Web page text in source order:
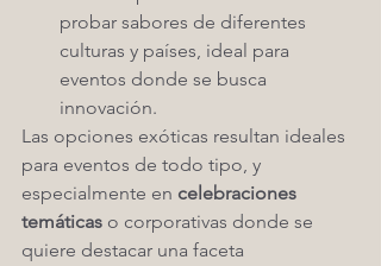
probar sabores de diferentes
culturas y países, ideal para
eventos donde se busca
innovación.
Las opciones exóticas resultan ideales
para eventos de todo tipo, y
especialmente en celebraciones
temáticas o corporativas donde se
quiere destacar una faceta